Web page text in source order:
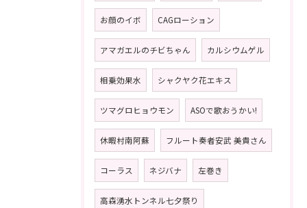
お顔のイボ CAGローション
アマガエルのチビちゃん カルシウムゲル
相乗効果水 シャクヤク花エキス
ツマグロヒョウモン ASOで歌おうかい!
休暇村南阿蘇 フルート奏者安武 美貴さん
コーラス ネジバナ 左巻き
高森湧水トンネル七夕祭り